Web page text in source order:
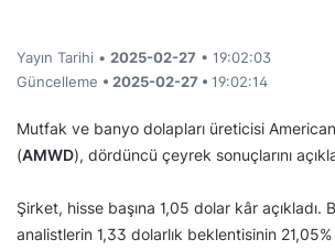
Yayın Tarihi • 2025-02-27 • 19:02:03
Güncelleme • 2025-02-27 • 19:02:14
Mutfak ve banyo dolapları üreticisi
(AMWD), dördüncü çeyrek sonuçlarını
Şirket, hisse başına 1,05 dolar kâr açıkladı.
analistlerin 1,33 dolarlık beklentisinin